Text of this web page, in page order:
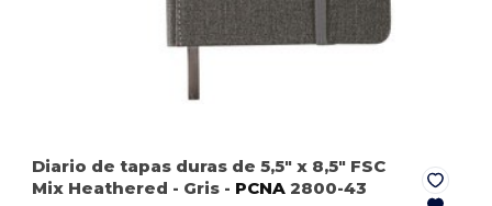
Diario de tapas duras de 5,5" x 8,5" FSC
Mix Heathered - Gris - PCNA 2800-43